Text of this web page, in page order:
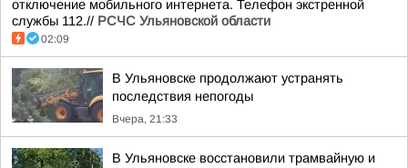
отключение мобильного интернета. Телефон экстренной
службы 112.// РСЧС Ульяновской области
02:09
В Ульяновске продолжают устранять
последствия непогоды
Вчера, 21:33
В Ульяновске восстановили трамвайную и